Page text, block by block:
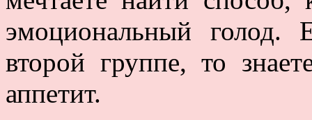
эмоциональный
второй группе, то
аппетит.